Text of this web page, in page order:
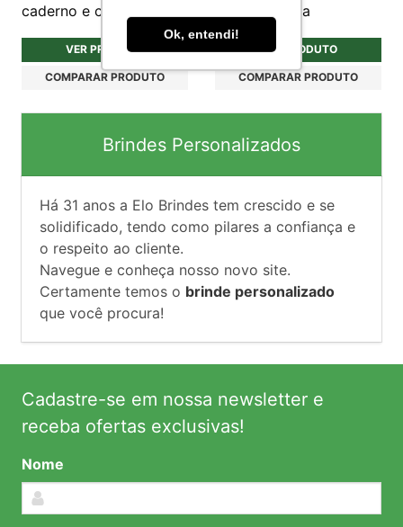
Ok, entendi!
caderno e caneta
VER PRODUTO
COMPARAR PRODUTO
Personalizada
VER PRODUTO
COMPARAR PRODUTO
Brindes Personalizados
Há 31 anos a Elo Brindes tem crescido e se
solidificado, tendo como pilares a confiança e
o respeito ao cliente.
Navegue e conheça nosso novo site.
Certamente temos o brinde personalizado
que você procura!
Cadastre-se em nossa newsletter e
receba ofertas exclusivas!
Nome